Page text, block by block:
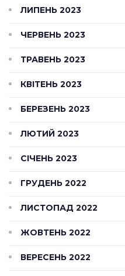
ЛИПЕНЬ 2023
ЧЕРВЕНЬ 2023
ТРАВЕНЬ 2023
КВІТЕНЬ 2023
БЕРЕЗЕНЬ 2023
ЛЮТИЙ 2023
СІЧЕНЬ 2023
ГРУДЕНЬ 2022
ЛИСТОПАД 2022
ЖОВТЕНЬ 2022
ВЕРЕСЕНЬ 2022